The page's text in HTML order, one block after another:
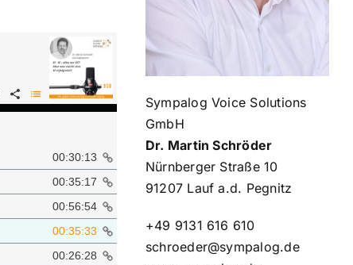
Sympalog Voice Solutions
GmbH
Dr. Martin Schröder
Nürnberger Straße 10
91207 Lauf a.d. Pegnitz
+49 9131 616 610
schroeder@sympalog.de